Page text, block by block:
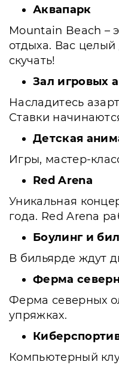
Аквапарк
Mountain Beach –
отдыха. Вас
скучать!
Зал игровых
Насладитесь
Ставки
Детская
Игры, мастер-
Red Arena
Уникальная
года. Red Arena
Боулинг и
В бильярде ждут
Ферма
Ферма северных
упряжках.
Компьютерный